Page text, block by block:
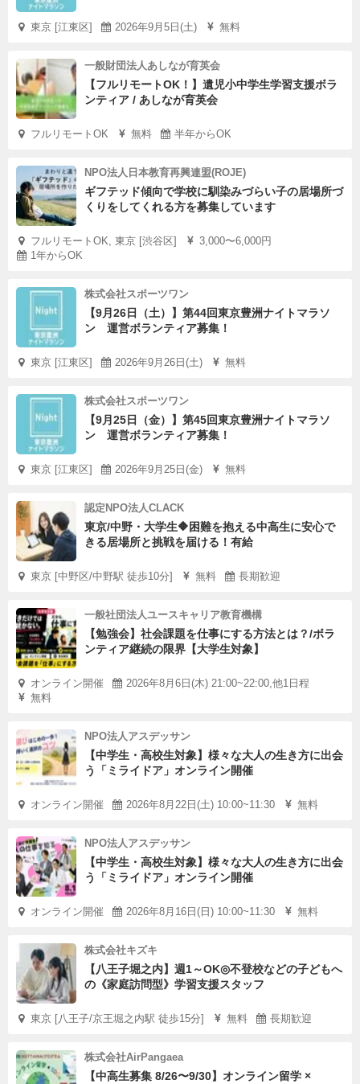
東京 [江東区] 2026年9月5日(土) 無料
一般財団法人あしなが育英会
【フルリモートOK！】遺児小中学生学習支援ボラ
ンティア / あしなが育英会
フルリモートOK 無料 半年からOK
NPO法人日本教育再興連盟(ROJE)
ギフテッド傾向で学校に馴染みづらい子の居場所づ
くりをしてくれる方を募集しています
フルリモートOK, 東京 [渋谷区]
3,000〜6,000円
1年からOK
株式会社スポーツワン
【9月26日（土）】第44回東京豊洲ナイトマラソ
ン 運営ボランティア募集！
東京 [江東区] 2026年9月26日(土) 無料
株式会社スポーツワン
【9月25日（金）】第45回東京豊洲ナイトマラソ
ン 運営ボランティア募集！
東京 [江東区] 2026年9月25日(金) 無料
認定NPO法人CLACK
東京/中野・大学生🔶困難を抱える中高生に安心で
きる居場所と挑戦を届ける！有給
東京 [中野区/中野駅 徒歩10分] 無料 長期歓迎
一般社団法人ユースキャリア教育機構
【勉強会】社会課題を仕事にする方法とは？/ボラ
ンティア継続の限界【大学生対象】
オンライン開催
2026年8月6日(木) 21:00~22:00,他1日程
無料
NPO法人アスデッサン
【中学生・高校生対象】様々な大人の生き方に出会
う「ミライドア」オンライン開催
オンライン開催 2026年8月22日(土) 10:00~11:30 無料
NPO法人アスデッサン
【中学生・高校生対象】様々な大人の生き方に出会
う「ミライドア」オンライン開催
オンライン開催 2026年8月16日(日) 10:00~11:30 無料
株式会社キズキ
【八王子堀之内】週1～OK◎不登校などの子どもへ
の《家庭訪問型》学習支援スタッフ
東京 [八王子/京王堀之内駅 徒歩15分] 無料 長期歓迎
株式会社AirPangaea
【中高生募集 8/26〜9/30】オンライン留学 ×